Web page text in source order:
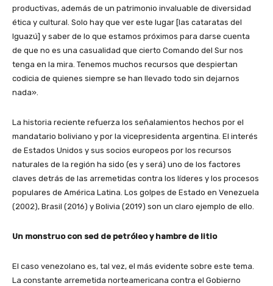
productivas, además de un patrimonio invaluable de diversidad
ética y cultural. Solo hay que ver este lugar [las cataratas del
Iguazú] y saber de lo que estamos próximos para darse cuenta
de que no es una casualidad que cierto Comando del Sur nos
tenga en la mira. Tenemos muchos recursos que despiertan
codicia de quienes siempre se han llevado todo sin dejarnos
nada».
La historia reciente refuerza los señalamientos hechos por el
mandatario boliviano y por la vicepresidenta argentina. El interés
de Estados Unidos y sus socios europeos por los recursos
naturales de la región ha sido (es y será) uno de los factores
claves detrás de las arremetidas contra los líderes y los procesos
populares de América Latina. Los golpes de Estado en Venezuela
(2002), Brasil (2016) y Bolivia (2019) son un claro ejemplo de ello.
Un monstruo con sed de petróleo y hambre de litio
El caso venezolano es, tal vez, el más evidente sobre este tema.
La constante arremetida norteamericana contra el Gobierno